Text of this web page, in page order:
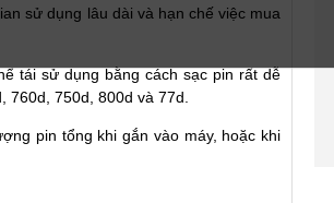
sử dụng lâu dài và hạn chế việc mua
tái sử dụng bằng cách sạc pin rất dễ
760d, 750d, 800d và 77d.
pin tổng khi gắn vào máy, hoặc khi